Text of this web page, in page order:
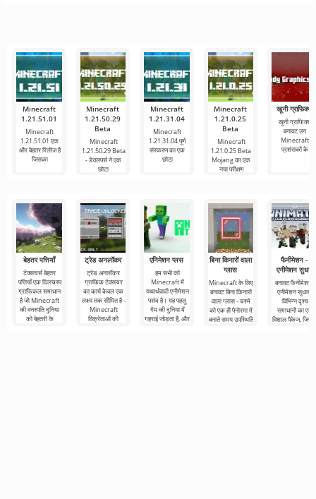
Minecraft
1.21.51.01
Minecraft
1.21.51.01 एक
और बेहतर रिलीज़ है
जिसका
Minecraft
1.21.50.29
Beta
Minecraft
1.21.50.29 Beta
- डेवलपर्स ने एक
छोटा
Minecraft
1.21.31.04
Minecraft
1.21.31.04 पूर्ण
संस्करण का एक
छोटा
Minecraft
1.21.0.25
Beta
Minecraft
1.21.0.25 Beta
Mojang का एक
नया परीक्षण
खूनी ग्राफिक्स
खूनी ग्राफिक्स
बनावट उन
Minecraft
प्रशंसकों के
बेहतर पत्तियाँ
टेक्सचर्स बेहतर
पत्तियाँ एक दिलचस्प
ग्राफिकल समाधान
है जो Minecraft
की वनस्पति दुनिया
को बेहतरी के
ट्रेड अनलॉकर
ट्रेड अनलॉकर
ग्राफ़िक टेक्सचर
का कार्य केवल एक
लक्ष्य तक सीमित है -
Minecraft
विक्रेताओं की
एनिमेशन प्लस
हम सभी को
Minecraft में
यथार्थवादी एनीमेशन
पसंद है। यह पहलू
गेम की दुनिया में
गहराई जोड़ता है, और
बिना किनारों वाला
ग्लास
Minecraft के लिए
बनावट बिना किनारों
वाला ग्लास - चश्मे
को एक ही पैनोरमा में
बनाते समय उपस्थिति
फैनीमेशन -
एनीमेशन सुधार
बनावट फैनीमेशन -
एनीमेशन सुधार -
विभिन्न दृश्य
समाधानों का एक
विशाल पैकेज,